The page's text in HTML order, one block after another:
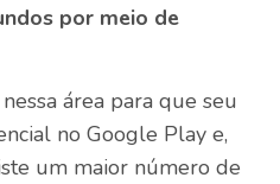
por meio de
área para que seu
no Google Play e,
um maior número de